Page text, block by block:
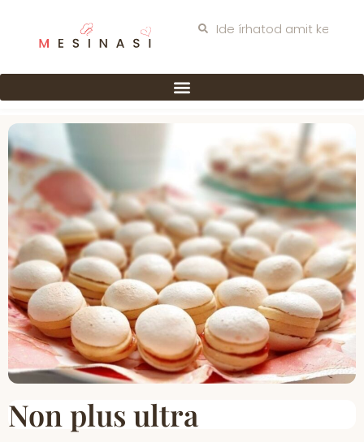
Non plus ultra